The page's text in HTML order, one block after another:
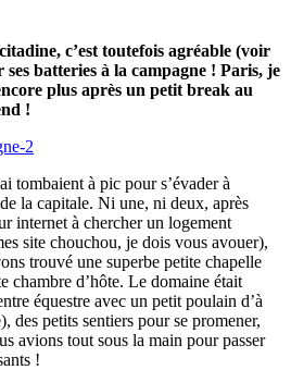
c’est toutefois agréable (voir
batteries à la campagne ! Paris, je
plus après un petit break au
!
tombaient à pic pour s’évader à
la capitale. Ni une, ni deux, après
internet à chercher un logement
site chouchou, je dois vous avouer),
trouvé une superbe petite chapelle
chambre d’hôte. Le domaine était
équestre avec un petit poulain d’à
des petits sentiers pour se promener,
avions tout sous la main pour passer
!